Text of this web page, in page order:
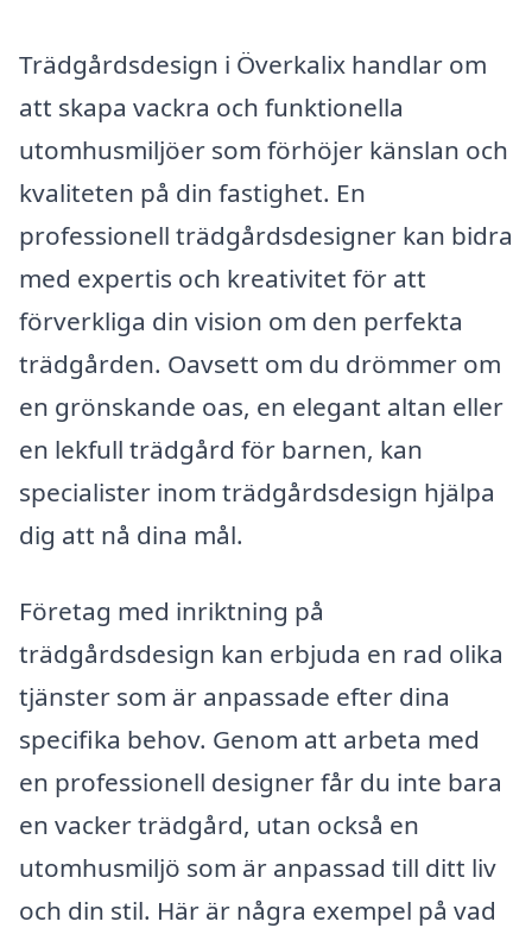
Trädgårdsdesign i Överkalix handlar om
att skapa vackra och funktionella
utomhusmiljöer som förhöjer känslan och
kvaliteten på din fastighet. En
professionell trädgårdsdesigner kan bidra
med expertis och kreativitet för att
förverkliga din vision om den perfekta
trädgården. Oavsett om du drömmer om
en grönskande oas, en elegant altan eller
en lekfull trädgård för barnen, kan
specialister inom trädgårdsdesign hjälpa
dig att nå dina mål.
Företag med inriktning på
trädgårdsdesign kan erbjuda en rad olika
tjänster som är anpassade efter dina
specifika behov. Genom att arbeta med
en professionell designer får du inte bara
en vacker trädgård, utan också en
utomhusmiljö som är anpassad till ditt liv
och din stil. Här är några exempel på vad